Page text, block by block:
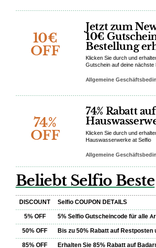
10€
OFF
Jetzt zum
10€
Bestellung
Klicken Sie durch und
Gutschein auf deine nächste
Allgemeine
74%
OFF
74% Rabatt
Klicken Sie durch und
Hauswasserwerke at Selfio
Allgemeine
Beliebt Selfio Beste
DISCOUNT Selfio COUPON DETAILS
5% OFF 5% Selfio Gutscheincode für alle
50% OFF Bis zu 50% Rabatt auf Restposten
85% OFF Erhalten Sie 85% Rabatt auf